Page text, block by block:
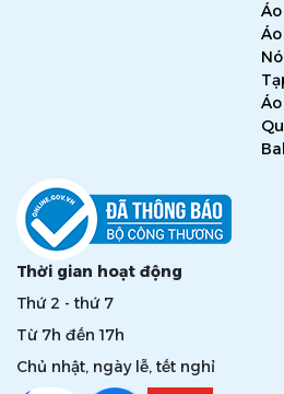
Thời gian hoạt động
Thứ 2 - thứ 7
Từ 7h đến 17h
Chủ nhật, ngày lễ, tết nghỉ